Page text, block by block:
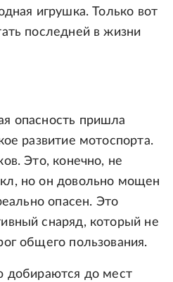
игрушка. Только вот
последней в жизни
опасность пришла
развитие мотоспорта.
Это, конечно, не
но он довольно мощен
опасен. Это
снаряд, который не
общего пользования.
добираются до мест